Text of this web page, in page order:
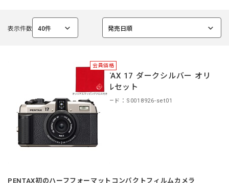
く
表示件数 40件
選
発売日順
選
会員価格
PENTAX 17 ダークシルバー オリ
ジナルセット
商品コード：S0018926-set01
PENTAX初のハーフフォーマットコンパクトフィルムカメラ